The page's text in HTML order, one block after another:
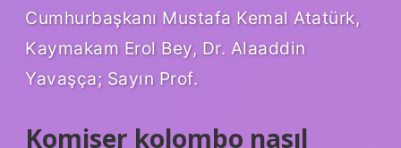
Cumhurbaşkanı Mustafa Kemal Atatürk,
Kaymakam Erol Bey, Dr. Alaaddin
Yavaşça; Sayın Prof.
Komiser kolombo nasıl